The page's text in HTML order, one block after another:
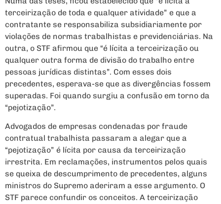
terceirização de toda e qualquer atividade” e que a
contratante se responsabiliza subsidiariamente por
violações de normas trabalhistas e previdenciárias. Na
outra, o STF afirmou que “é lícita a terceirização ou
qualquer outra forma de divisão do trabalho entre
pessoas jurídicas distintas”. Com esses dois
precedentes, esperava-se que as divergências fossem
superadas. Foi quando surgiu a confusão em torno da
“pejotização”.
Advogados de empresas condenadas por fraude
contratual trabalhista passaram a alegar que a
“pejotização” é lícita por causa da terceirização
irrestrita. Em reclamações, instrumentos pelos quais
se queixa de descumprimento de precedentes, alguns
ministros do Supremo aderiram a esse argumento. O
STF parece confundir os conceitos. A terceirização